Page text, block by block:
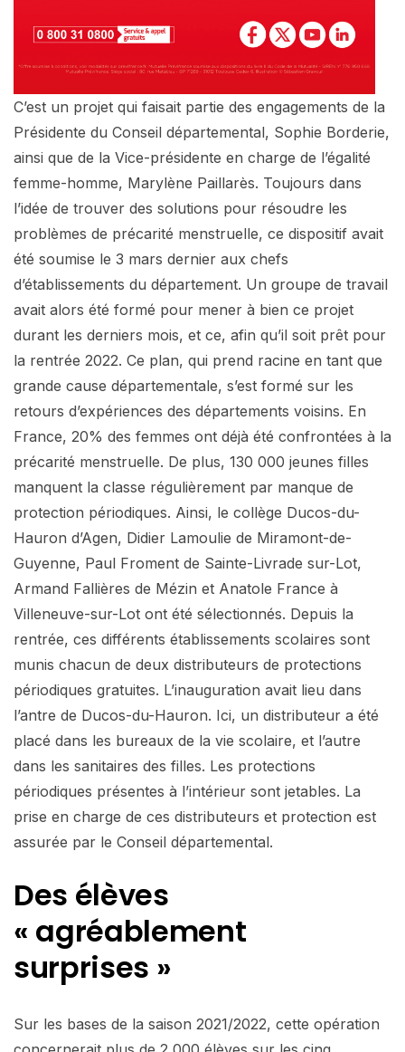
C’est un projet qui faisait partie des engagements de la
Présidente du Conseil départemental, Sophie Borderie,
ainsi que de la Vice-présidente en charge de l’égalité
femme-homme, Marylène Paillarès. Toujours dans
l’idée de trouver des solutions pour résoudre les
problèmes de précarité menstruelle, ce dispositif avait
été soumise le 3 mars dernier aux chefs
d’établissements du département. Un groupe de travail
avait alors été formé pour mener à bien ce projet
durant les derniers mois, et ce, afin qu’il soit prêt pour
la rentrée 2022. Ce plan, qui prend racine en tant que
grande cause départementale, s’est formé sur les
retours d’expériences des départements voisins. En
France, 20% des femmes ont déjà été confrontées à la
précarité menstruelle. De plus, 130 000 jeunes filles
manquent la classe régulièrement par manque de
protection périodiques. Ainsi, le collège Ducos-du-
Hauron d’Agen, Didier Lamoulie de Miramont-de-
Guyenne, Paul Froment de Sainte-Livrade sur-Lot,
Armand Fallières de Mézin et Anatole France à
Villeneuve-sur-Lot ont été sélectionnés. Depuis la
rentrée, ces différents établissements scolaires sont
munis chacun de deux distributeurs de protections
périodiques gratuites. L’inauguration avait lieu dans
l’antre de Ducos-du-Hauron. Ici, un distributeur a été
placé dans les bureaux de la vie scolaire, et l’autre
dans les sanitaires des filles. Les protections
périodiques présentes à l’intérieur sont jetables. La
prise en charge de ces distributeurs et protection est
assurée par le Conseil départemental.
Des élèves
« agréablement
surprises »
Sur les bases de la saison 2021/2022, cette opération